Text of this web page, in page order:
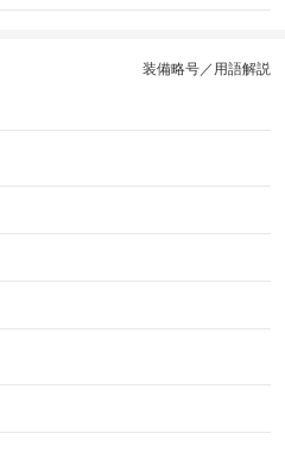
装備略号／用語解説